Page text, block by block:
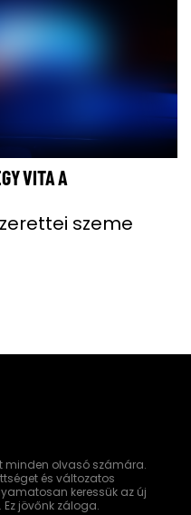
VITA A
szeme
minden olvasó számára.
és változatos
keressük az új
jövőnk záloga.